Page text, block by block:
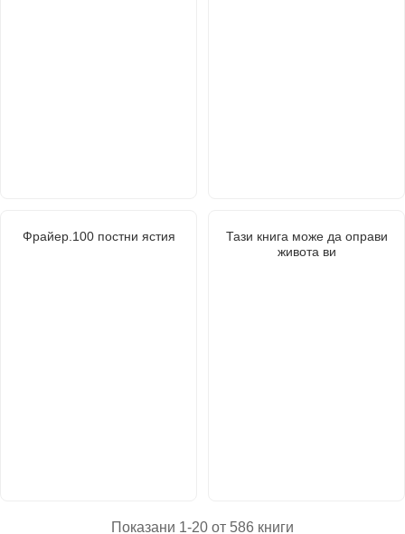
Фрайер.100 постни ястия
Тази книга може да оправи
живота ви
Показани 1-20 от 586 книги